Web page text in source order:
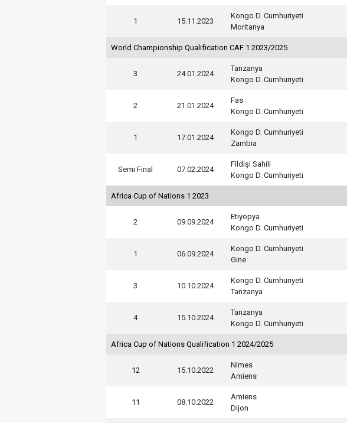
1 15.11.2023
Kongo D. Cumhuriyeti
Moritanya
World Championship Qualification CAF 1 2023/2025
3 24.01.2024
Tanzanya
Kongo D. Cumhuriyeti
2 21.01.2024
Fas
Kongo D. Cumhuriyeti
1 17.01.2024
Kongo D. Cumhuriyeti
Zambia
Semi Final 07.02.2024
Fildişi Sahili
Kongo D. Cumhuriyeti
Africa Cup of Nations 1 2023
2 09.09.2024
Etiyopya
Kongo D. Cumhuriyeti
1 06.09.2024
Kongo D. Cumhuriyeti
Gine
3 10.10.2024
Kongo D. Cumhuriyeti
Tanzanya
4 15.10.2024
Tanzanya
Kongo D. Cumhuriyeti
Africa Cup of Nations Qualification 1 2024/2025
12 15.10.2022
Nimes
Amiens
11 08.10.2022
Amiens
Dijon